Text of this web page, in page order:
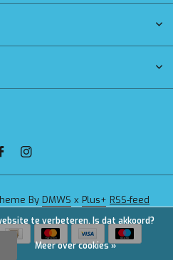
By DMWS x Plus+ RSS-feed
te verbeteren. Is dat akkoord?
Meer over cookies »